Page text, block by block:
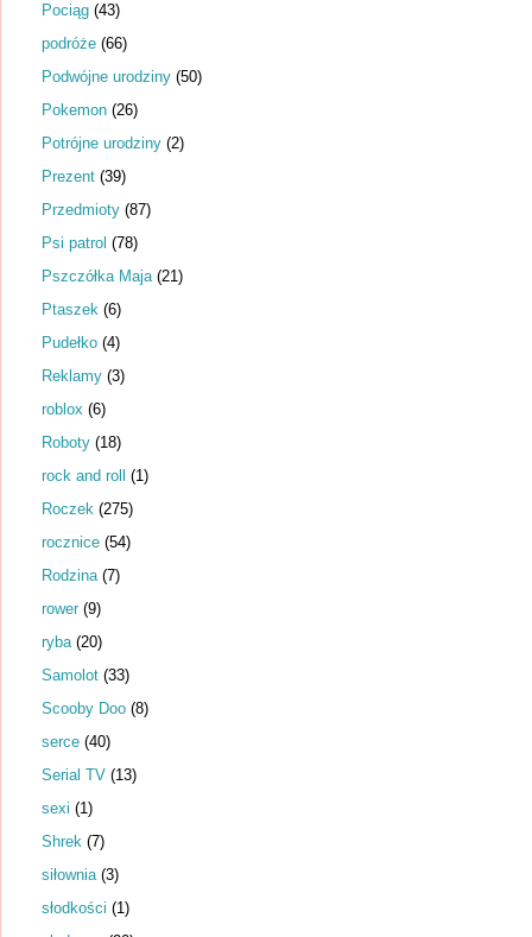
Pociąg (43)
podróże (66)
Podwójne urodziny (50)
Pokemon (26)
Potrójne urodziny (2)
Prezent (39)
Przedmioty (87)
Psi patrol (78)
Pszczółka Maja (21)
Ptaszek (6)
Pudełko (4)
Reklamy (3)
roblox (6)
Roboty (18)
rock and roll (1)
Roczek (275)
rocznice (54)
Rodzina (7)
rower (9)
ryba (20)
Samolot (33)
Scooby Doo (8)
serce (40)
Serial TV (13)
sexi (1)
Shrek (7)
siłownia (3)
słodkości (1)